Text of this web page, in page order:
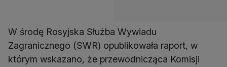
W środę Rosyjska Służba Wywiadu
Zagranicznego (SWR) opublikowała raport, w
którym wskazano, że przewodnicząca Komisji